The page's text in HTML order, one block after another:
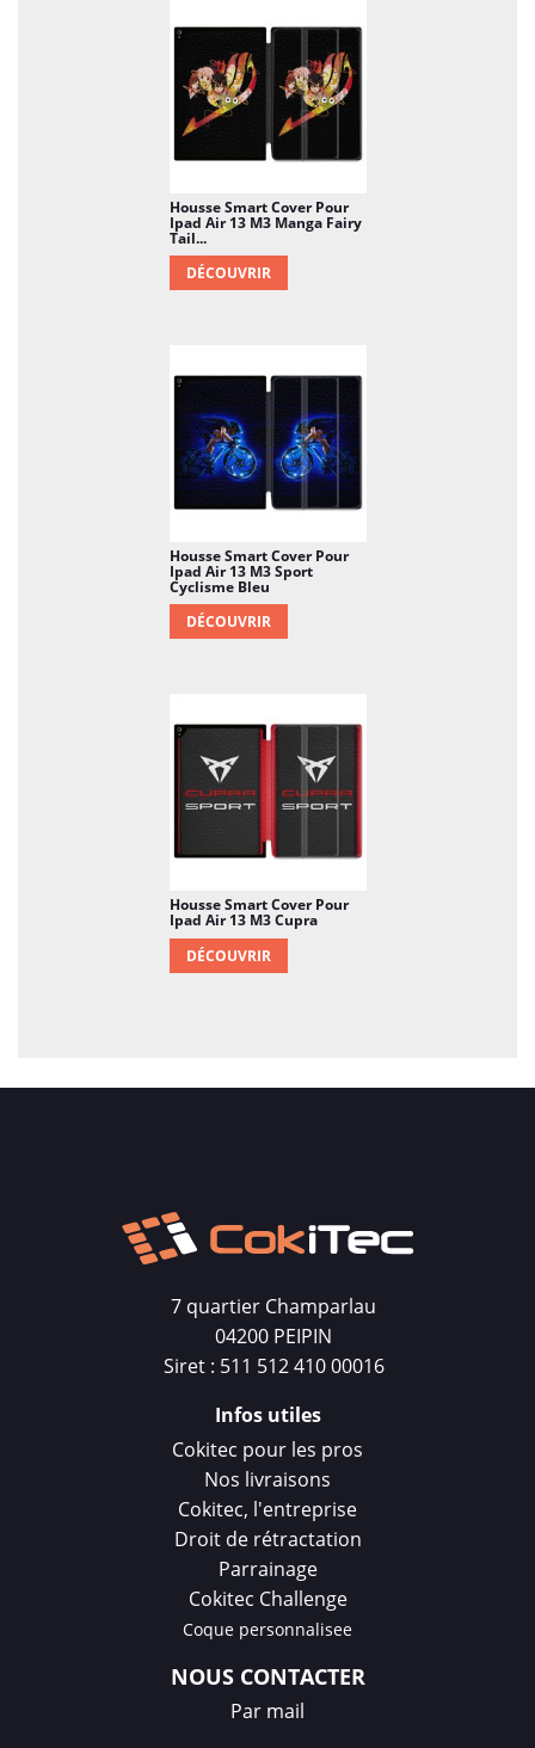
Housse Smart Cover Pour
Ipad Air 13 M3 Manga Fairy
Tail...
DÉCOUVRIR
Housse Smart Cover Pour
Ipad Air 13 M3 Sport
Cyclisme Bleu
DÉCOUVRIR
Housse Smart Cover Pour
Ipad Air 13 M3 Cupra
DÉCOUVRIR
7 quartier Champarlau
04200 PEIPIN
Siret : 511 512 410 00016
Infos utiles
Cokitec pour les pros
Nos livraisons
Cokitec, l'entreprise
Droit de rétractation
Parrainage
Cokitec Challenge
Coque personnalisee
NOUS CONTACTER
Par mail